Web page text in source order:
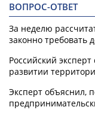
ВОПРОС-ОТВЕТ
За неделю
законно требовать
Российский
развитии
Эксперт объяснил,